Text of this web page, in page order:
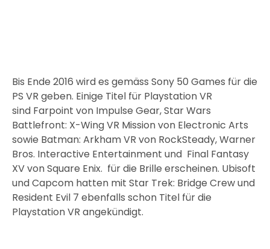
Bis Ende 2016 wird es gemäss Sony 50 Games für die
PS VR geben. Einige Titel für Playstation VR
sind Farpoint von Impulse Gear, Star Wars
Battlefront: X-Wing VR Mission von Electronic Arts
sowie Batman: Arkham VR von RockSteady, Warner
Bros. Interactive Entertainment und Final Fantasy
XV von Square Enix. für die Brille erscheinen. Ubisoft
und Capcom hatten mit Star Trek: Bridge Crew und
Resident Evil 7 ebenfalls schon Titel für die
Playstation VR angekündigt.